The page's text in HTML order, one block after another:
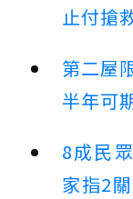
止付搶
第二屋
半年可
8成民
家指2